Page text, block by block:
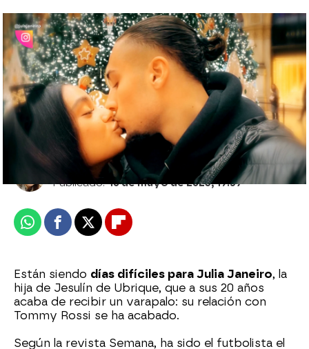
Isabel Preysler y Mario Vargas Llosa
rompen: “Hemos decidido poner fin a
nuestra relación definitivamente"
Sara Ruiz
Publicado:10 de mayo de 2023, 19:57
WhatsappFacebook
X Flipboard
Están siendo días difíciles para Julia Janeiro, la
hija de Jesulín de Ubrique, que a sus 20 años
acaba de recibir un varapalo: su relación con
Tommy Rossi se ha acabado.
Según la revista Semana, ha sido el futbolista el